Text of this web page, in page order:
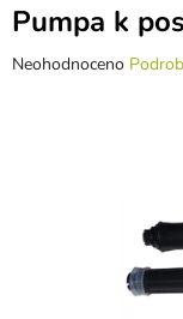
Pumpa k
Průměrné
Neohodnoceno